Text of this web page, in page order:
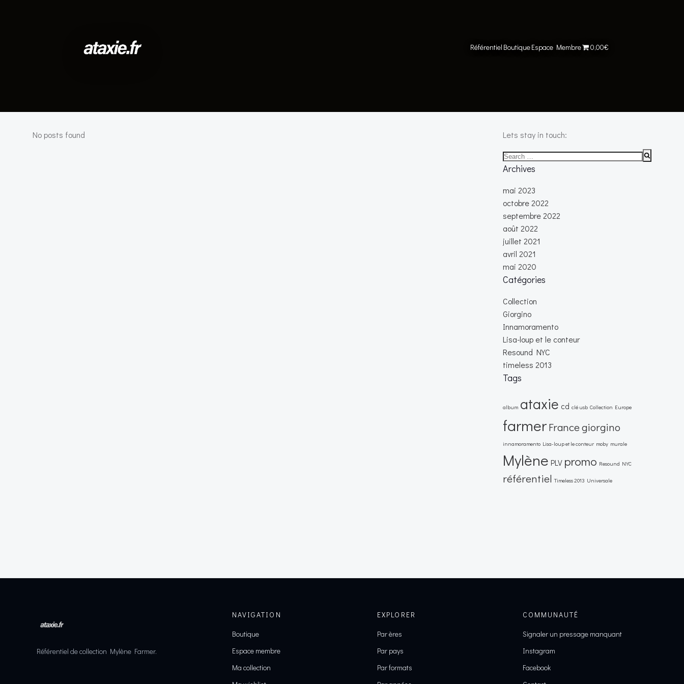
Référentiel BoutiqueEspace Membre 0,00€
No posts found
Lets stay in touch:
Search
for:
Archives
mai 2023
octobre 2022
septembre 2022
août 2022
juillet 2021
avril 2021
mai 2020
Catégories
Collection
Giorgino
Innamoramento
Lisa-loup et le conteur
Resound NYC
timeless 2013
Tags
album ataxie cd clé usb Collection Europe
farmerFrancegiorgino
innamoramento Lisa-loup et le conteur moby murale
Mylène PLV promo Resound NYC
référentiel Timeless 2013 Universale
Référentiel de collection Mylène Farmer.
NAVIGATION
Boutique
Espace membre
Ma collection
EXPLORER
Par ères
Par pays
Par formats
COMMUNAUTÉ
Signaler un pressage manquant
Instagram
Facebook